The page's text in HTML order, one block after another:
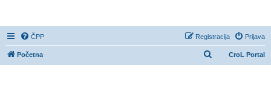
ČPP Prijava
Registracija
CroL Portal
Početna